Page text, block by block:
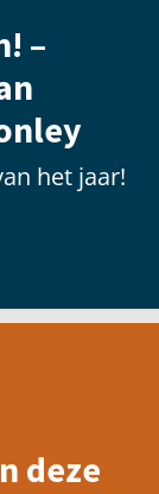
–
het jaar!
deze